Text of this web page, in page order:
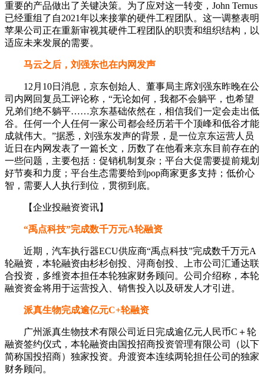
重要的产品做出了关键决策。为了应对这一转变，John Ternus
已经重组了自2021年以来接掌的硬件工程团队。这一调整表明
苹果公司正在重新审视其硬件工程团队的职责和组织结构，以
适应未来发展的需要。
马云之后，刘强东也在内网发声
12月10日消息，京东创始人、董事局主席刘强东昨晚在公
司内网回复员工评论称，“无论如何，我都不会躺平，也希望
兄弟们绝不躺平……京东基础依然在，相信我们一定会走出低
谷。任何一个人任何一家公司都会经历若干个顶峰和低谷才能
成就伟大。”据悉，刘强东发声的背景，是一位京东运营人员
近日在内网发表了一篇长文，历数了在他看来京东目前存在的
一些问题，主要包括：促销机制复杂；平台大促需要提前规划
好节奏和力度；平台生态需要给到pop商家更多支持；低价心
智，需要人人执行到位，贯彻到底。
【企业投融资资讯】
“禹点科技”完成数千万元A轮融资
近期，汽车执行器ECU供应商“禹点科技”完成数千万元A
轮融资，本轮融资由杉杉创投、浔商创投、上市公司汇通达联
合投资，多维资本担任本轮独家财务顾问。公司介绍称，本轮
融资资金将用于运营投入、销售投入以及研发人才引进。
派真生物完成逾亿元C+轮融资
广州派真生物技术有限公司近日完成逾亿元人民币C＋轮
融资签约仪式，本轮融资由国投招商投资管理有限公司（以下
简称国投招商）独家投资。舟渡资本连续两轮担任公司的独家
财务顾问。